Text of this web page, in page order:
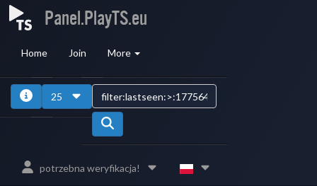
Panel.PlayTS.eu
Home Join More
25
potrzebna weryfikacja!
ID
Ostatnie